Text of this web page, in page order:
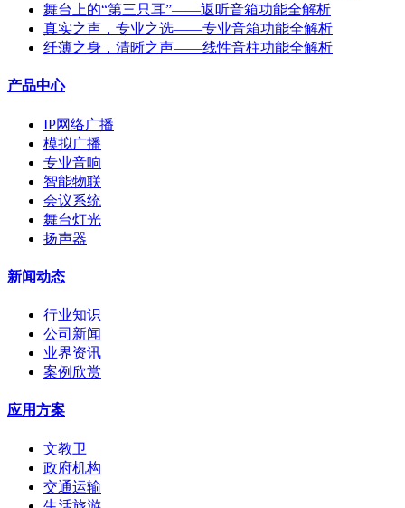
舞台上的“第三只耳”——返听音箱功能全解析
真实之声，专业之选——专业音箱功能全解析
纤薄之身，清晰之声——线性音柱功能全解析
产品中心
IP网络广播
模拟广播
专业音响
智能物联
会议系统
舞台灯光
扬声器
新闻动态
行业知识
公司新闻
业界资讯
案例欣赏
应用方案
文教卫
政府机构
交通运输